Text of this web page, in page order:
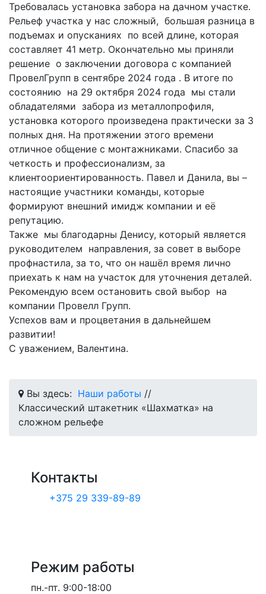
Требовалась установка забора на дачном участке.
Рельеф участка у нас сложный, большая разница в
подъемах и опусканиях по всей длине, которая
составляет 41 метр. Окончательно мы приняли
решение о заключении договора с компанией
ПровелГрупп в сентябре 2024 года . В итоге по
состоянию на 29 октября 2024 года мы стали
обладателями забора из металлопрофиля,
установка которого произведена практически за 3
полных дня. На протяжении этого времени
отличное общение с монтажниками. Спасибо за
четкость и профессионализм, за
клиентоориентированность. Павел и Данила, вы –
настоящие участники команды, которые
формируют внешний имидж компании и её
репутацию.
Также мы благодарны Денису, который является
руководителем направления, за совет в выборе
профнастила, за то, что он нашёл время лично
приехать к нам на участок для уточнения деталей.
Рекомендую всем остановить свой выбор на
компании Провелл Групп.
Успехов вам и процветания в дальнейшем
развитии!
С уважением, Валентина.
Вы здесь: Наши работы //
Классический штакетник «Шахматка» на
сложном рельефе
Контакты
+375 29 339-89-89
Режим работы
пн.-пт. 9:00-18:00